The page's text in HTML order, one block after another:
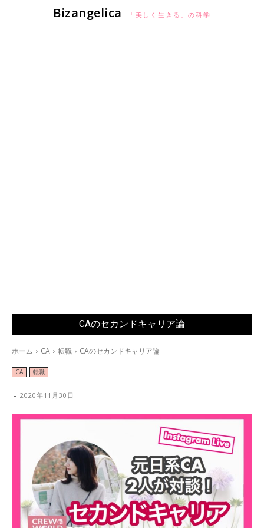
Bizangelica 「美しく生きる」の科学
CAのセカンドキャリア論
ホーム CA 転職 CAのセカンドキャリア論
CA 転職
- 2020年11月30日